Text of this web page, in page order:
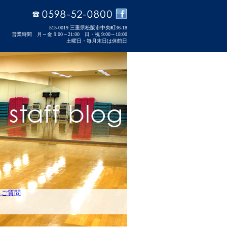
515-0019 三重県松阪市中央町36-18
営業時間 月～金 9:00～21:00 日・祝 9:00～18:00
土曜日・毎月末日は休館日